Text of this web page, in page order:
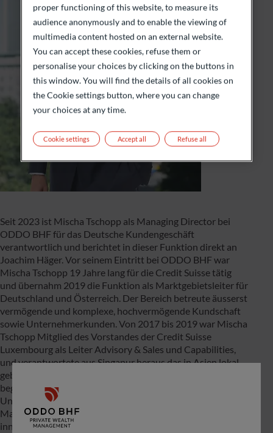
Seit 2023 ist Mischa Tschopp als Managing Director bei
ODDO BHF für das Deutsche Kundengeschäft
verantwortlich und berichtet in dieser Funktion direkt an
Joachim Häger. Vor seinem Eintritt bei ODDO BHF war
Mischa Tschopp 19 Jahre lang für die Credit Suisse tätig
und übernahm 2019 die Funktion als Marktgebietsleiter für
Deutschland und Österreich. Der Bereich betreute äusserst
vermögende und komplexe, hochvermögende Kundschaft
sowie Unternehmerkunden. Von 2017 bis 2019 war Mischa
Tschopp Mitglied des Vorstandes der Credit Suisse
Luxembourg als Leiter Advisory & Sales und Capabilities,
und verantwortete aus Singapur heraus das in Asien lokal
gebuchte Geschäft europäischer Kunden. Seine Karriere
begann er 2005 als Relationship Manager für deutsche
Unternehmer und bis 2017 hatte er verschiedene
Managementfunktionen im Private Banking Deutschland
inne.
proper functioning of this website, to measure its
audience anonymously and to enable the viewing of
multimedia content hosted on an external website.
You can accept these cookies, refuse them or
personalise your choices by clicking on the buttons in
this window. You will find the details of all cookies on
the Cookie settings button, where you can change
your choices at any time.
Cookie settings Refuse all
Accept all